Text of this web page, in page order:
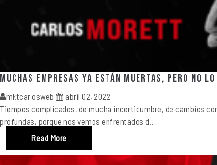
Muchas empresas ya están muertas, pero no lo
mktcarlosweb
abril 02, 2022
Tiempos complicados, de mucha incertidumbre, de cambios
profundas, porque nos vemos enfrentados d...
Read More